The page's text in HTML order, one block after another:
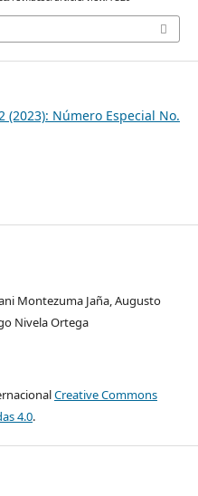
(2023): Número Especial No.
Montezuma Jaña, Augusto
Nivela Ortega
Creative Commons
4.0.